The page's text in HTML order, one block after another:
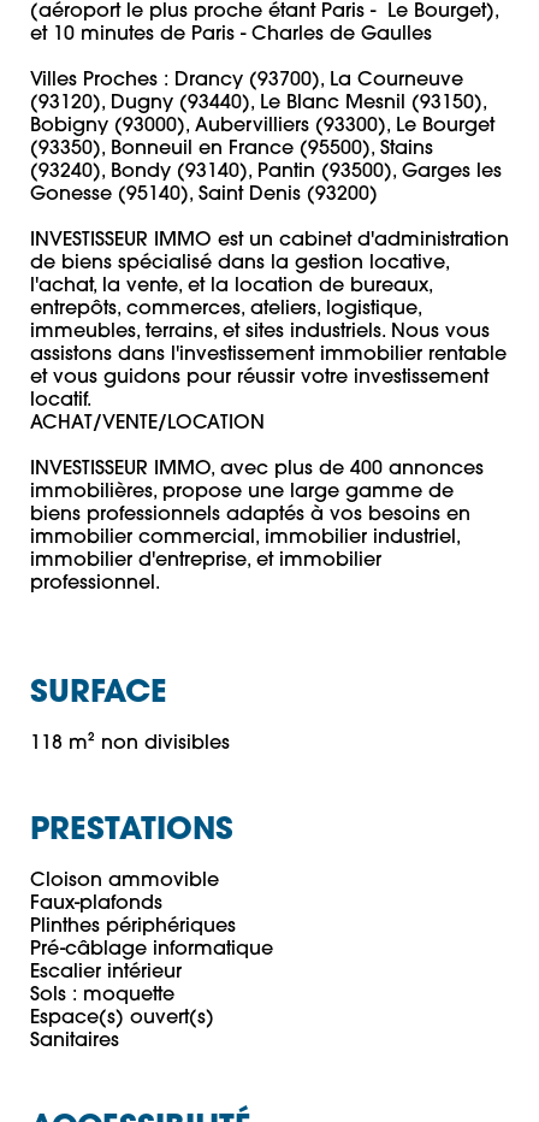
(aéroport le plus proche étant Paris -  Le Bourget),
et 10 minutes de Paris - Charles de Gaulles
Villes Proches : Drancy (93700), La Courneuve
(93120), Dugny (93440), Le Blanc Mesnil (93150),
Bobigny (93000), Aubervilliers (93300), Le Bourget
(93350), Bonneuil en France (95500), Stains
(93240), Bondy (93140), Pantin (93500), Garges les
Gonesse (95140), Saint Denis (93200)
INVESTISSEUR IMMO est un cabinet d'administration
de biens spécialisé dans la gestion locative,
l'achat, la vente, et la location de bureaux,
entrepôts, commerces, ateliers, logistique,
immeubles, terrains, et sites industriels. Nous vous
assistons dans l'investissement immobilier rentable
et vous guidons pour réussir votre investissement
locatif.
ACHAT/VENTE/LOCATION
INVESTISSEUR IMMO, avec plus de 400 annonces
immobilières, propose une large gamme de
biens professionnels adaptés à vos besoins en
immobilier commercial, immobilier industriel,
immobilier d'entreprise, et immobilier
professionnel.
SURFACE
118 m² non divisibles
PRESTATIONS
Cloison ammovible
Faux-plafonds
Plinthes périphériques
Pré-câblage informatique
Escalier intérieur
Sols : moquette
Espace(s) ouvert(s)